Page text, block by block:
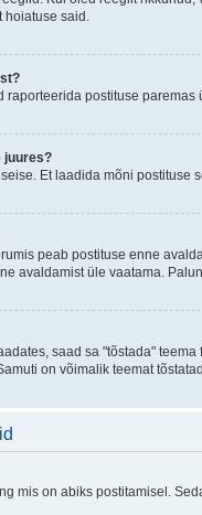
hoiatuse said.
raporteerida postituse
juures?
Et laadida mõni postituse
peab postituse enne
avaldamist üle vaatama.
saad sa "tõstada"
on võimalik teemat
mis on abiks postitamisel.